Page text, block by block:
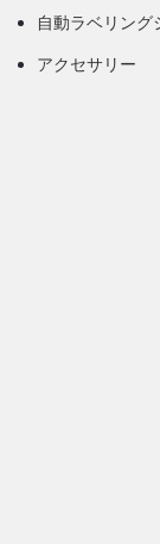
自動ラベリング
アクセサリー